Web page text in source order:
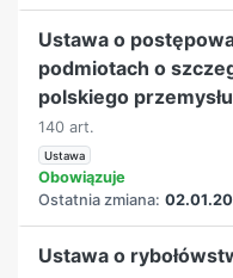
Ustawa o
podmiotach o
polskiego
140 art.
Ustawa
Obowiązuje
Ostatnia zmiana:
Ustawa o